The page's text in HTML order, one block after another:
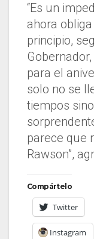
“Es un
ahora
principio,
para el
solo no se
tiempos
parece que
Rawson”,
Compártelo
Twitter
Instagram